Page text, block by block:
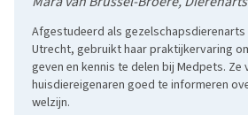
Afgestudeerd als gezelschapsdierenarts
Utrecht, gebruikt haar praktijkervaring
geven en kennis te delen bij Medpets.
huisdiereigenaren goed te informeren
welzijn.